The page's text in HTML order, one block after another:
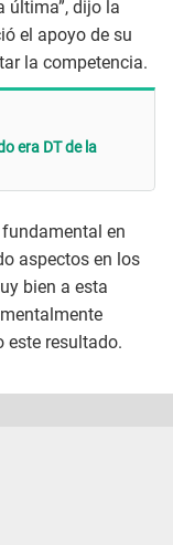
última”, dijo la
el apoyo de su
la competencia.
era DT de la
en
aspectos en los
bien a esta
este resultado.